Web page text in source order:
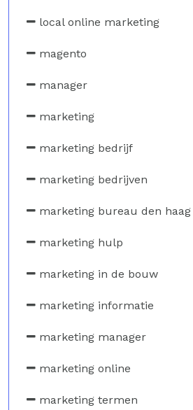
local online marketing
magento
manager
marketing
marketing bedrijf
marketing bedrijven
marketing bureau den haag
marketing hulp
marketing in de bouw
marketing informatie
marketing manager
marketing online
marketing termen